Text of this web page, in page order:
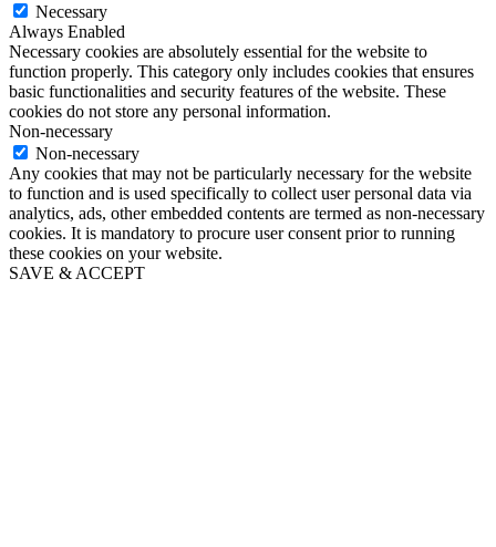
Necessary
Always Enabled
Necessary cookies are absolutely essential for the website to
function properly. This category only includes cookies that ensures
basic functionalities and security features of the website. These
cookies do not store any personal information.
Non-necessary
Non-necessary
Any cookies that may not be particularly necessary for the website
to function and is used specifically to collect user personal data via
analytics, ads, other embedded contents are termed as non-necessary
cookies. It is mandatory to procure user consent prior to running
these cookies on your website.
SAVE & ACCEPT